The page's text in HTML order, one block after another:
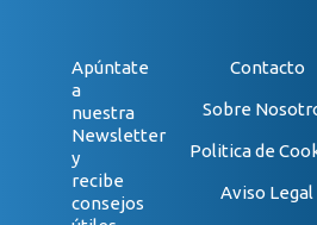
Apúntate
a
nuestra
Newsletter
y
recibe
consejos
Contacto
Sobre
Politica de
Aviso Legal